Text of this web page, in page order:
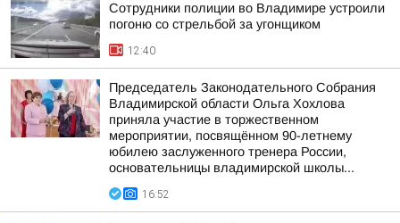
Сотрудники полиции во Владимире устроили
погоню со стрельбой за угонщиком
12:40
Председатель Законодательного Собрания
Владимирской области Ольга Хохлова
приняла участие в торжественном
мероприятии, посвящённом 90-летнему
юбилею заслуженного тренера России,
основательницы владимирской школы...
16:52